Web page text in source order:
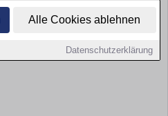
Alle Cookies ablehnen
Datenschutzerklärung